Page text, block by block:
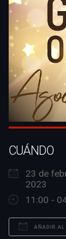
CUÁNDO
23 de
2023
11:00 -
AÑADIR AL